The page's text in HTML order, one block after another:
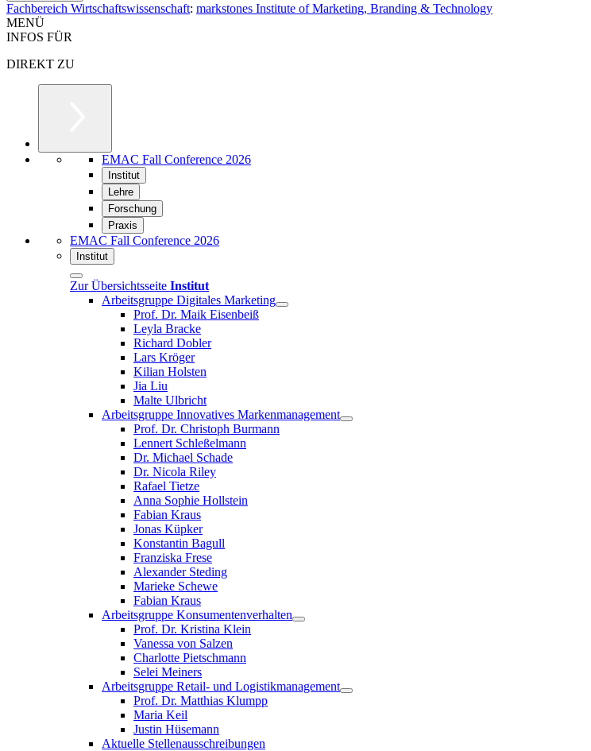
Fachbereich Wirtschaftswissenschaft: markstones Institute of Marketing, Branding & Technology
MENÜ
INFOS FÜR
DIREKT ZU
EMAC Fall Conference 2026
Institut
Lehre
Forschung
Praxis
EMAC Fall Conference 2026
Institut
Zur Übersichtsseite Institut
Arbeitsgruppe Digitales Marketing
Prof. Dr. Maik Eisenbeiß
Leyla Bracke
Richard Dobler
Lars Kröger
Kilian Holsten
Jia Liu
Malte Ulbricht
Arbeitsgruppe Innovatives Markenmanagement
Prof. Dr. Christoph Burmann
Lennert Schleßelmann
Dr. Michael Schade
Dr. Nicola Riley
Rafael Tietze
Anna Sophie Hollstein
Fabian Kraus
Jonas Küpker
Konstantin Bagull
Franziska Frese
Alexander Steding
Marieke Schewe
Fabian Kraus
Arbeitsgruppe Konsumentenverhalten
Prof. Dr. Kristina Klein
Vanessa von Salzen
Charlotte Pietschmann
Selei Meiners
Arbeitsgruppe Retail- und Logistikmanagement
Prof. Dr. Matthias Klumpp
Maria Keil
Justin Hüsemann
Aktuelle Stellenausschreibungen